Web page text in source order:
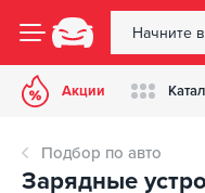
Акции
Подбор по авто
Зарядные